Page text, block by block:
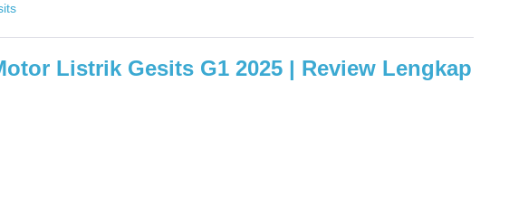
Listrik Gesits G1 2025 | Review Lengkap